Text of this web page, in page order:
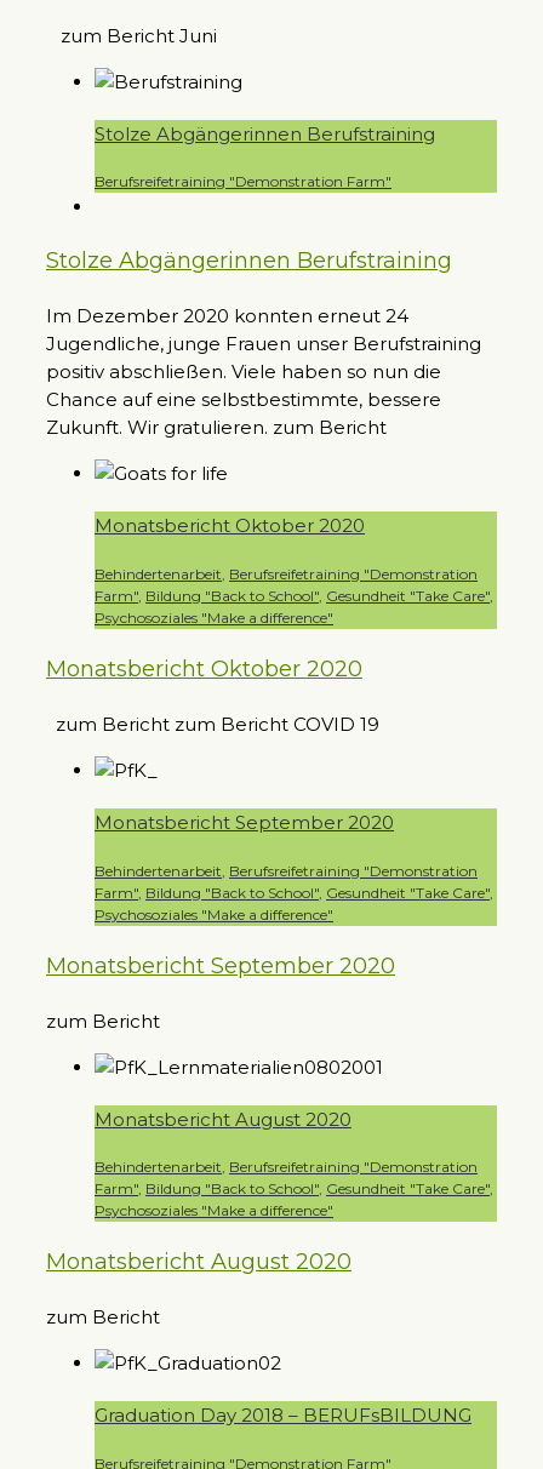
zum Bericht Juni
Stolze Abgängerinnen Berufstraining
Berufsreifetraining "Demonstration Farm"
Stolze Abgängerinnen Berufstraining
Im Dezember 2020 konnten erneut 24
Jugendliche, junge Frauen unser Berufstraining
positiv abschließen. Viele haben so nun die
Chance auf eine selbstbestimmte, bessere
Zukunft. Wir gratulieren. zum Bericht
Monatsbericht Oktober 2020
Behindertenarbeit, Berufsreifetraining "Demonstration
Farm", Bildung "Back to School", Gesundheit "Take Care",
Psychosoziales "Make a difference"
Monatsbericht Oktober 2020
zum Bericht zum Bericht COVID 19
Monatsbericht September 2020
Behindertenarbeit Berufsreifetraining "Demonstration
Farm" Bildung "Back to School" Gesundheit "Take Care"
Psychosoziales "Make a difference"
Monatsbericht September 2020
zum Bericht
Monatsbericht August 2020
Behindertenarbeit, Berufsreifetraining "Demonstration
Farm", Bildung "Back to School", Gesundheit "Take Care",
Psychosoziales "Make a difference"
Monatsbericht August 2020
zum Bericht
Graduation Day 2018 – BERUFsBILDUNG
Berufsreifetraining "Demonstration Farm"